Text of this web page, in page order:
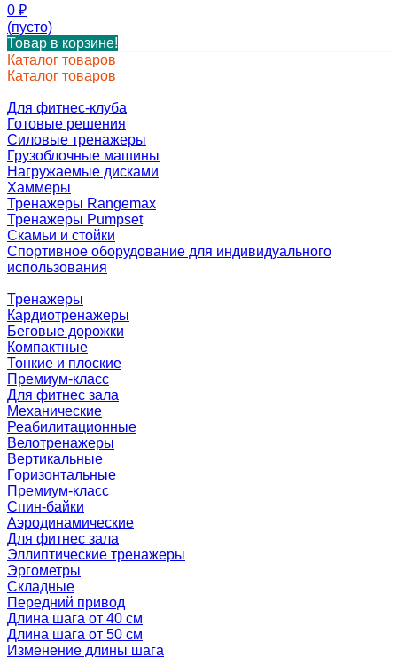
0 ₽
(пусто)
Товар в корзине!
Каталог товаров
Каталог товаров
Для фитнес-клуба
Готовые решения
Силовые тренажеры
Грузоблочные машины
Нагружаемые дисками
Хаммеры
Тренажеры Rangemax
Тренажеры Pumpset
Скамьи и стойки
Спортивное оборудование для индивидуального
использования
Тренажеры
Кардиотренажеры
Беговые дорожки
Компактные
Тонкие и плоские
Премиум-класс
Для фитнес зала
Механические
Реабилитационные
Велотренажеры
Вертикальные
Горизонтальные
Премиум-класс
Спин-байки
Аэродинамические
Для фитнес зала
Эллиптические тренажеры
Эргометры
Складные
Передний привод
Длина шага от 40 см
Длина шага от 50 см
Изменение длины шага